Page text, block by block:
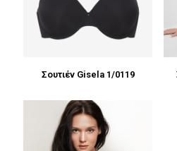
Σουτιέν Gisela 1/0119